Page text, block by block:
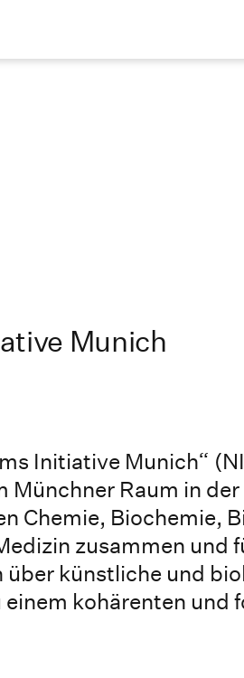
Munich
Initiative Munich“
Münchner Raum in der
Chemie, Biochemie,
zusammen und
über künstliche und
kohärenten und